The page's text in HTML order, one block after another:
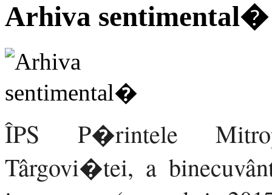
Arhiva sentimental�
ÎPS P�rintele
Târgovi�tei, a